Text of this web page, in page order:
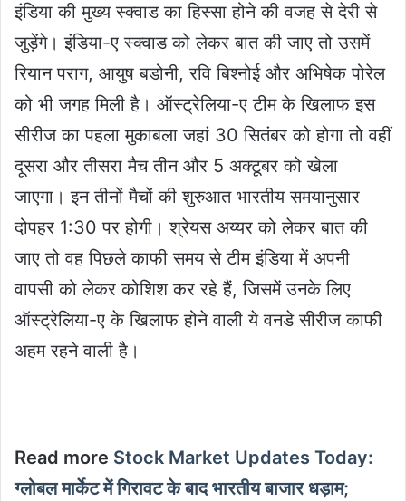
इंडिया की मुख्य स्क्वाड का हिस्सा होने की वजह से देरी से
जुड़ेंगे। इंडिया-ए स्क्वाड को लेकर बात की जाए तो उसमें
रियान पराग, आयुष बडोनी, रवि बिश्नोई और अभिषेक पोरेल
को भी जगह मिली है। ऑस्ट्रेलिया-ए टीम के खिलाफ इस
सीरीज का पहला मुकाबला जहां 30 सितंबर को होगा तो वहीं
दूसरा और तीसरा मैच तीन और 5 अक्टूबर को खेला
जाएगा। इन तीनों मैचों की शुरुआत भारतीय समयानुसार
दोपहर 1:30 पर होगी। श्रेयस अय्यर को लेकर बात की
जाए तो वह पिछले काफी समय से टीम इंडिया में अपनी
वापसी को लेकर कोशिश कर रहे हैं, जिसमें उनके लिए
ऑस्ट्रेलिया-ए के खिलाफ होने वाली ये वनडे सीरीज काफी
अहम रहने वाली है।
Read more Stock Market Updates Today:
ग्लोबल मार्केट में गिरावट के बाद भारतीय बाजार धड़ाम;